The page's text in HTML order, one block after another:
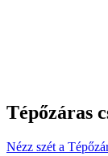
Tépőzáras
Nézz szét a